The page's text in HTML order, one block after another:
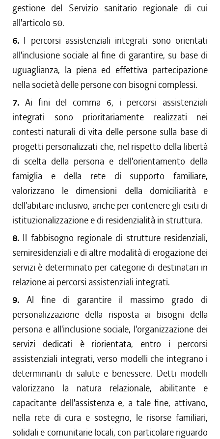
gestione del Servizio sanitario regionale di cui
all'articolo 50.
6. I percorsi assistenziali integrati sono orientati
all'inclusione sociale al fine di garantire, su base di
uguaglianza, la piena ed effettiva partecipazione
nella società delle persone con bisogni complessi.
7. Ai fini del comma 6, i percorsi assistenziali
integrati sono prioritariamente realizzati nei
contesti naturali di vita delle persone sulla base di
progetti personalizzati che, nel rispetto della libertà
di scelta della persona e dell'orientamento della
famiglia e della rete di supporto familiare,
valorizzano le dimensioni della domiciliarità e
dell'abitare inclusivo, anche per contenere gli esiti di
istituzionalizzazione e di residenzialità in struttura.
8. Il fabbisogno regionale di strutture residenziali,
semiresidenziali e di altre modalità di erogazione dei
servizi è determinato per categorie di destinatari in
relazione ai percorsi assistenziali integrati.
9. Al fine di garantire il massimo grado di
personalizzazione della risposta ai bisogni della
persona e all'inclusione sociale, l'organizzazione dei
servizi dedicati è riorientata, entro i percorsi
assistenziali integrati, verso modelli che integrano i
determinanti di salute e benessere. Detti modelli
valorizzano la natura relazionale, abilitante e
capacitante dell'assistenza e, a tale fine, attivano,
nella rete di cura e sostegno, le risorse familiari,
solidali e comunitarie locali, con particolare riguardo